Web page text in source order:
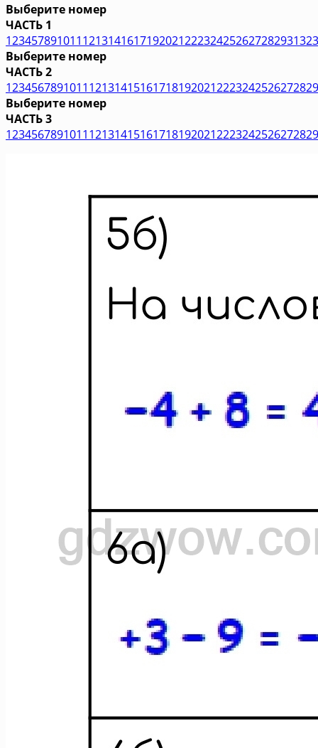
Выберите номер
ЧАСТЬ 1
123457891011121314161719202122232425262728293132
Выберите номер
ЧАСТЬ 2
1234567891011121314151617181920212223242526272829
Выберите номер
ЧАСТЬ 3
1234567891011121314151617181920212223242526272829